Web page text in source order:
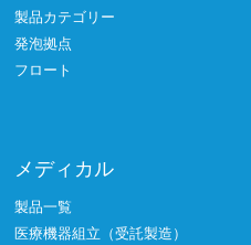
製品カテゴリー
発泡拠点
フロート
メディカル
製品一覧
医療機器組立（受託製造）